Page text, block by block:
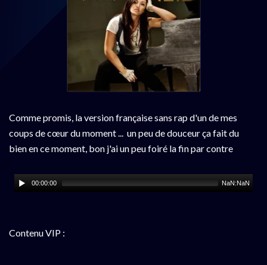
Comme promis, la version française sans rap d'un de mes
coups de cœur du moment ... un peu de douceur ça fait du
bien en ce moment, bon j'ai un peu foiré la fin par contre
00:00:00 NaN:NaN
Contenu VIP :